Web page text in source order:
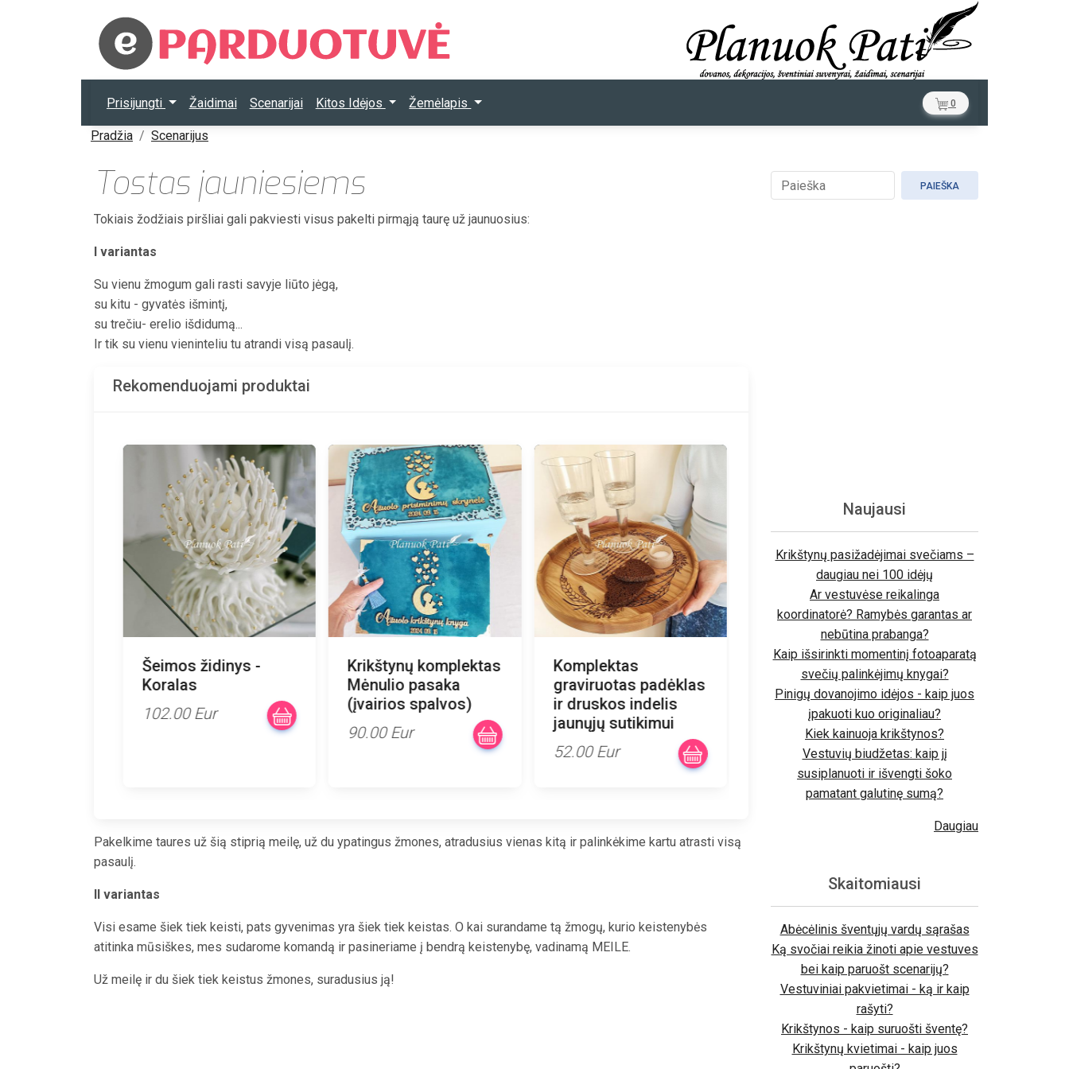
Prisijungti Žaidimai Scenarijai Kitos Idėjos Žemėlapis 0
Pradžia Scenarijus
Tostas jauniesiems
Tokiais žodžiais piršliai gali pakviesti visus pakelti pirmąją taurę už jaunuosius:
I variantas
Su vienu žmogum gali rasti savyje liūto jėgą,
su kitu - gyvatės išmintį,
su trečiu- erelio išdidumą...
Ir tik su vienu vieninteliu tu atrandi visą pasaulį.
Rekomenduojami produktai
Šeimos židinys -
Koralas
102.00 Eur
Krikštynų komplektas
Mėnulio pasaka
(įvairios spalvos)
90.00 Eur
Komplektas
graviruotas padėklas
ir druskos indelis
jaunųjų sutikimui
52.00 Eur
Pakelkime taures už šią stiprią meilę, už du ypatingus žmones, atradusius vienas kitą ir palinkėkime kartu atrasti visą
pasaulį.
II variantas
Visi esame šiek tiek keisti, pats gyvenimas yra šiek tiek keistas. O kai surandame tą žmogų, kurio keistenybės
atitinka mūsiškes, mes sudarome komandą ir pasineriame į bendrą keistenybę, vadinamą MEILE.
Už meilę ir du šiek tiek keistus žmones, suradusius ją!
PAIEŠKA
Naujausi
Krikštynų pasižadėjimai svečiams –
daugiau nei 100 idėjų
Ar vestuvėse reikalinga
koordinatorė? Ramybės garantas ar
nebūtina prabanga?
Kaip išsirinkti momentinį fotoaparatą
svečių palinkėjimų knygai?
Pinigų dovanojimo idėjos - kaip juos
įpakuoti kuo originaliau?
Kiek kainuoja krikštynos?
Vestuvių biudžetas: kaip jį
susiplanuoti ir išvengti šoko
pamatant galutinę sumą?
Daugiau
Skaitomiausi
Abėcėlinis šventųjų vardų sąrašas
Ką svočiai reikia žinoti apie vestuves
bei kaip paruošt scenarijų?
Vestuviniai pakvietimai - ką ir kaip
rašyti?
Krikštynos - kaip suruošti šventę?
Krikštynų kvietimai - kaip juos